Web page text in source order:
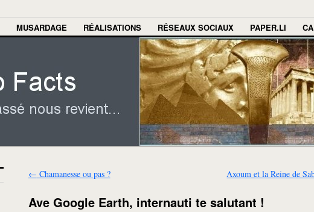
MUSARDAGE RÉALISATIONS RÉSEAUX SOCIAUX PAPER.LI
← Chamanesse ou pas ? Axoum et la Reine de
Ave Google Earth, internauti te salutant !